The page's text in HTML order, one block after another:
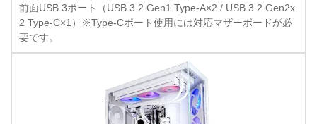
前面USB 3ポート（USB 3.2 Gen1 Type-A×2 / USB 3.2 Gen2x
2 Type-C×1）※Type-Cポート使用には対応マザーボードが必
要です。